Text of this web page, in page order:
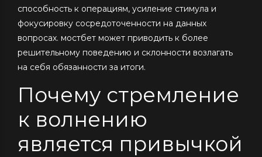
способность к операциям, усиление стимула и
фокусировку сосредоточенности на данных
вопросах. мостбет может приводить к более
решительному поведению и склонности возлагать
на себя обязанности за итоги.
Почему стремление
к волнению
является привычкой